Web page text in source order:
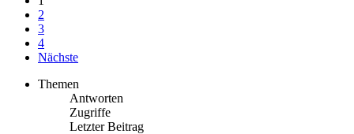
2
3
4
Nächste
Themen
Antworten
Zugriffe
Letzter Beitrag